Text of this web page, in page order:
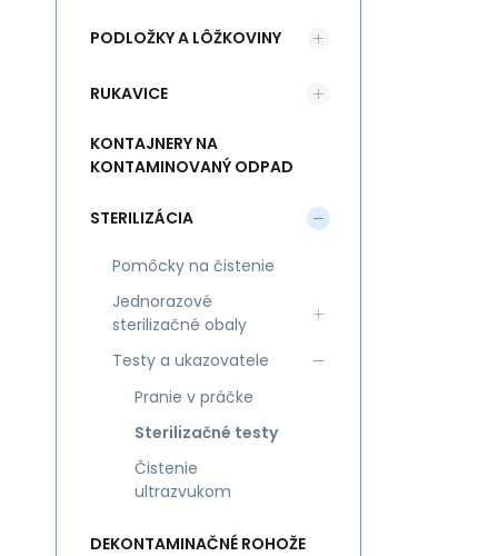
PODLOŽKY A LÔŽKOVINY
RUKAVICE
KONTAJNERY NA
KONTAMINOVANÝ ODPAD
STERILIZÁCIA
Pomôcky na čistenie
Jednorazové
sterilizačné obaly
Testy a ukazovatele
Pranie v práčke
Sterilizačné testy
Čistenie
ultrazvukom
DEKONTAMINAČNÉ ROHOŽE